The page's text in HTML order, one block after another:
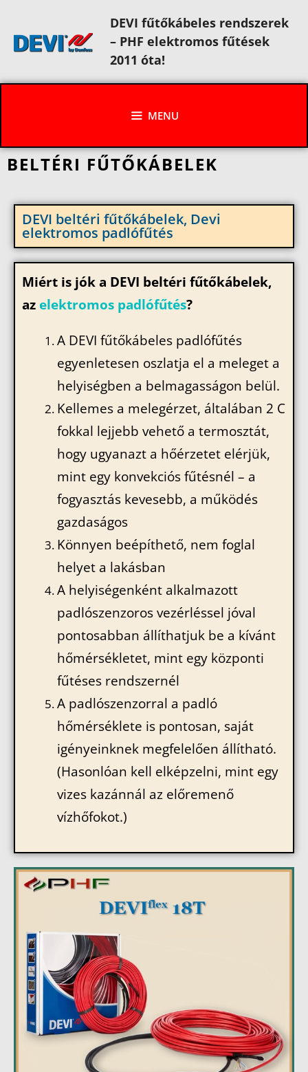
DEVI fűtőkábeles rendszerek
– PHF elektromos fűtések
2011 óta!
MENU
BELTÉRI FŰTŐKÁBELEK
DEVI beltéri fűtőkábelek, Devi
elektromos padlófűtés
Miért is jók a DEVI beltéri fűtőkábelek,
az elektromos padlófűtés?
A DEVI fűtőkábeles padlófűtés
egyenletesen oszlatja el a meleget a
helyiségben a belmagasságon belül.
Kellemes a melegérzet, általában 2 C
fokkal lejjebb vehető a termosztát,
hogy ugyanazt a hőérzetet elérjük,
mint egy konvekciós fűtésnél – a
fogyasztás kevesebb, a működés
gazdaságos
Könnyen beépíthető, nem foglal
helyet a lakásban
A helyiségenként alkalmazott
padlószenzoros vezérléssel jóval
pontosabban állíthatjuk be a kívánt
hőmérsékletet, mint egy központi
fűtéses rendszernél
A padlószenzorral a padló
hőmérséklete is pontosan, saját
igényeinknek megfelelően állítható.
(Hasonlóan kell elképzelni, mint egy
vizes kazánnál az előremenő
vízhőfokot.)